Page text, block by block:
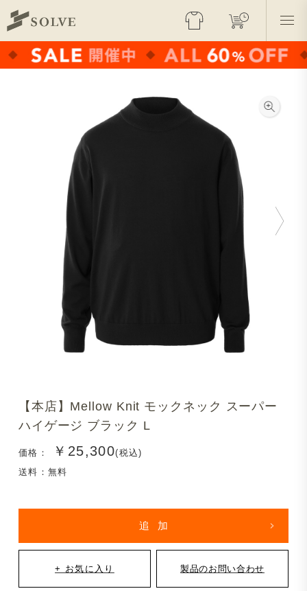
【本店】Mellow Knit モックネック スーパー
ハイゲージ ブラック L
価格： ￥25,300(税込)
送料：無料